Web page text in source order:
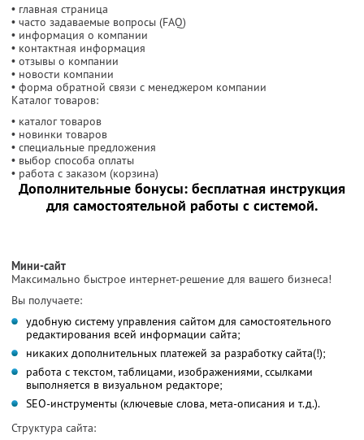
• главная страница
• часто задаваемые вопросы (FAQ)
• информация о компании
• контактная информация
• отзывы о компании
• новости компании
• форма обратной связи с менеджером компании
Каталог товаров:
• каталог товаров
• новинки товаров
• специальные предложения
• выбор способа оплаты
• работа с заказом (корзина)
Дополнительные бонусы: бесплатная инструкция
для самостоятельной работы с системой.
Мини-сайт
Максимально быстрое интернет-решение для вашего бизнеса!
Вы получаете:
удобную систему управления сайтом для самостоятельного
редактирования всей информации сайта;
никаких дополнительных платежей за разработку сайта(!);
работа с текстом, таблицами, изображениями, ссылками
выполняется в визуальном редакторе;
SEO-инструменты (ключевые слова, мета-описания и т.д.).
Структура сайта: